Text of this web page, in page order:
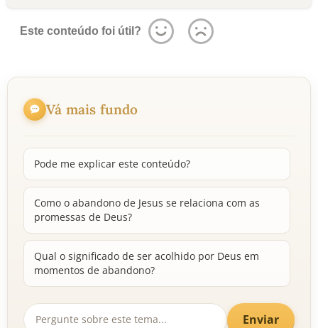
Este conteúdo foi útil?
Vá mais fundo
Pode me explicar este conteúdo?
Como o abandono de Jesus se relaciona com as
promessas de Deus?
Qual o significado de ser acolhido por Deus em
momentos de abandono?
Enviar